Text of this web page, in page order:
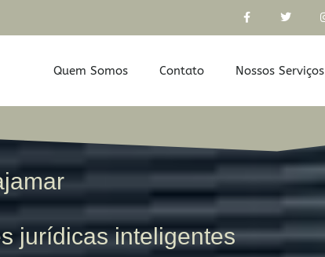
Quem Somos Contato Nossos Serviços
jurídicas inteligentes